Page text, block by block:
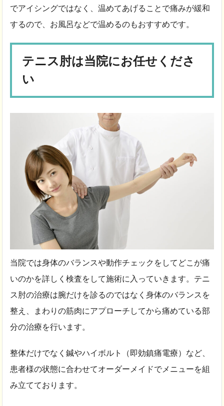
でアイシングではなく、温めてあげることで痛みが緩和
するので、お風呂などで温めるのもおすすめです。
テニス肘は当院にお任せくださ
い
当院では身体のバランスや動作チェックをしてどこが痛
いのかを詳しく検査をして施術に入っていきます。テニ
ス肘の治療は腕だけを診るのではなく身体のバランスを
整え、まわりの筋肉にアプローチしてから痛めている部
分の治療を行います。
整体だけでなく鍼やハイボルト（即効鎮痛電療）など、
患者様の状態に合わせてオーダーメイドでメニューを組
み立てております。